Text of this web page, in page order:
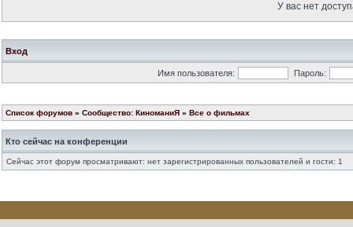
У вас нет
Вход
Имя пользователя: Пароль:
Список форумов » Сообщество: КиноманиЯ » Все о фильмах
Кто сейчас на конференции
Сейчас этот форум просматривают: нет зарегистрированных пользователей и гости: 1